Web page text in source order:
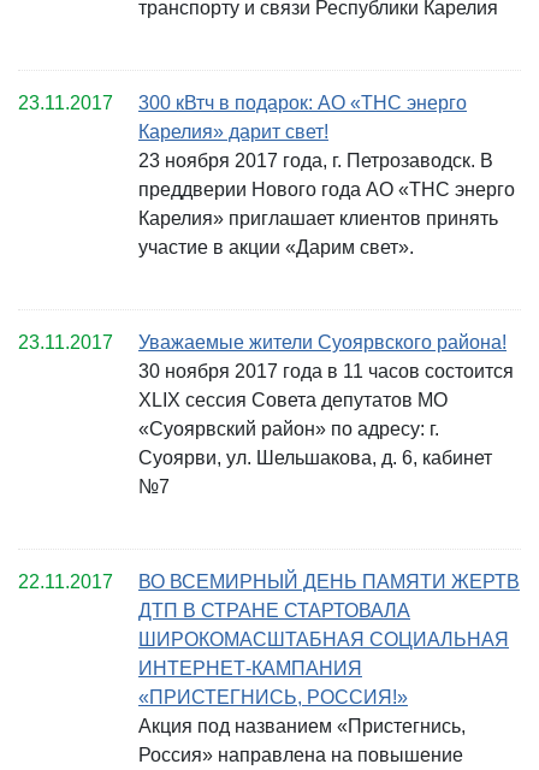
транспорту и связи Республики Карелия
23.11.2017
300 кВтч в подарок: АО «ТНС энерго
Карелия» дарит свет!
23 ноября 2017 года, г. Петрозаводск. В
преддверии Нового года АО «ТНС энерго
Карелия» приглашает клиентов принять
участие в акции «Дарим свет».
23.11.2017
Уважаемые жители Суоярвского района!
30 ноября 2017 года в 11 часов состоится
XLIX сессия Совета депутатов МО
«Суоярвский район» по адресу: г.
Суоярви, ул. Шельшакова, д. 6, кабинет
№7
22.11.2017
ВО ВСЕМИРНЫЙ ДЕНЬ ПАМЯТИ ЖЕРТВ
ДТП В СТРАНЕ СТАРТОВАЛА
ШИРОКОМАСШТАБНАЯ СОЦИАЛЬНАЯ
ИНТЕРНЕТ-КАМПАНИЯ
«ПРИСТЕГНИСЬ, РОССИЯ!»
Акция под названием «Пристегнись,
Россия» направлена на повышение